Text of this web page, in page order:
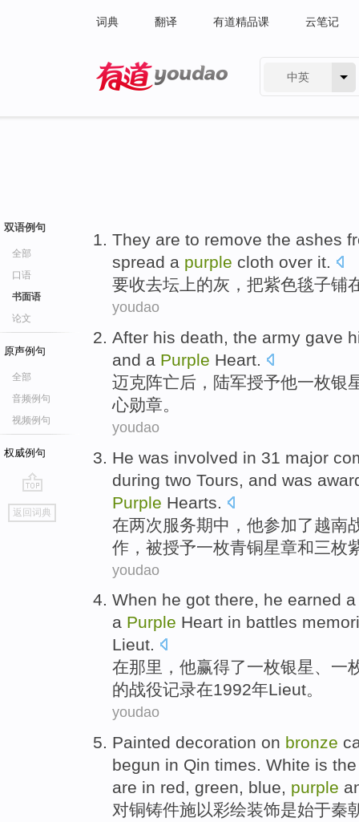
词典 翻译 有道精品课 云笔记
中英
双语例句
全部
口语
书面语
论文
原声例句
全部
音频例句
视频例句
权威例句
go
top
返回词典
They are to remove the ashes
spread a purple cloth over it.
要收去坛 上的灰 ，把紫色毯子铺
youdao
After his death, the army gave
and a Purple Heart.
迈克阵亡后 ， 陆军授予他一枚银
心勋章。
youdao
He was involved in 31 major
during two Tours , and was
Purple Hearts.
在两次服务期中 ， 他参加了越南
作， 被授予一枚青铜星章和三枚
youdao
When he got there, he earned a
a Purple Heart in battles
Lieut.
在那里 ， 他赢得了一枚银星、一
的战役记录在1992年Lieut。
youdao
Painted decoration on bronze
begun in Qin times. White is
are in red, green, blue, purple
对铜铸件施以彩绘装饰是始于秦